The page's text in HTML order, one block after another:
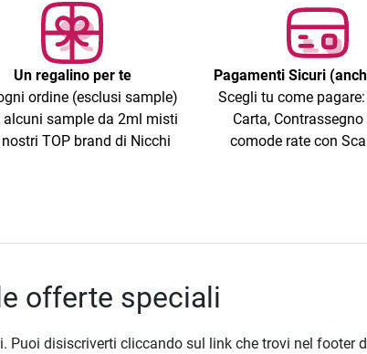
Un regalino per te
ordine (esclusi sample)
alcuni sample da 2ml misti
TOP brand di Nicchi
Pagamenti Sicuri
Scegli tu come
Carta, Contrassegno
comode rate con
offerte speciali
Puoi disiscriverti cliccando sul link che trovi nel footer